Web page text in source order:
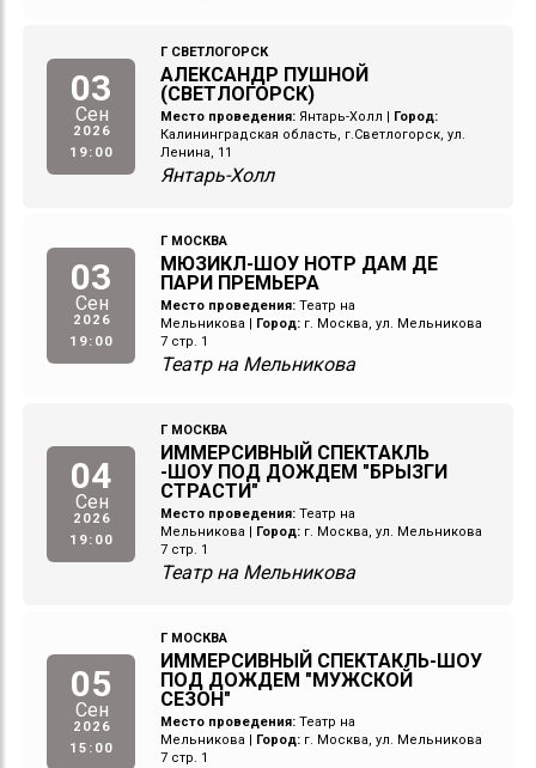
03
Сен
2026
19:00
Г СВЕТЛОГОРСК
АЛЕКСАНДР ПУШНОЙ
(СВЕТЛОГОРСК)
Место проведения: Янтарь-Холл
Город:
Калининградская область, г.Светлогорск, ул.
Ленина, 11
Янтарь-Холл
03
Сен
2026
19:00
Г МОСКВА
МЮЗИКЛ-ШОУ НОТР ДАМ ДЕ
ПАРИ ПРЕМЬЕРА
Место проведения: Театр на
Мельникова
Город: г. Москва, ул. Мельникова
7 стр. 1
Театр на Мельникова
04
Сен
2026
19:00
Г МОСКВА
ИММЕРСИВНЫЙ СПЕКТАКЛЬ
-ШОУ ПОД ДОЖДЕМ "БРЫЗГИ
СТРАСТИ"
Место проведения: Театр на
Мельникова
Город: г. Москва, ул. Мельникова
7 стр. 1
Театр на Мельникова
05
Сен
2026
15:00
Г МОСКВА
ИММЕРСИВНЫЙ СПЕКТАКЛЬ-ШОУ
ПОД ДОЖДЕМ "МУЖСКОЙ
СЕЗОН"
Место проведения: Театр на
Мельникова
Город: г. Москва, ул. Мельникова
7 стр. 1